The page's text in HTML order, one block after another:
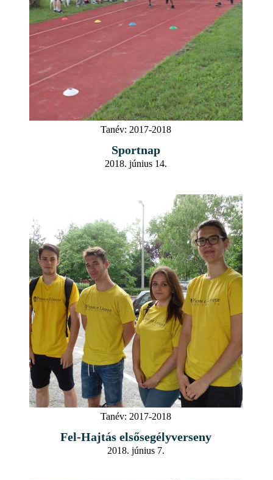
Tanév: 2017-2018
Sportnap
2018. június 14.
Tanév: 2017-2018
Fel-Hajtás elsősegélyverseny
2018. június 7.